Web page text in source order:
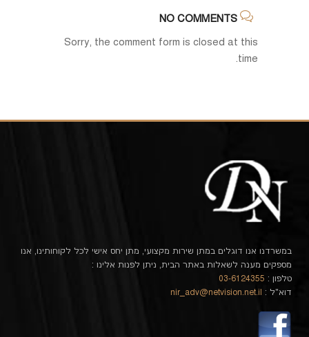
NO COMMENTS
Sorry, the comment form is closed at this
time.
במשרדנו אנו דוגלים במתן שירות מקצועי, מתן יחס אישי לכל לקוחותינו, אנו
מספקים מענה לשאלות באתר הבית, ניתן לפנות אלינו :
טלפון : 03-6124355
דוא"ל : nir_adv@netvision.net.il